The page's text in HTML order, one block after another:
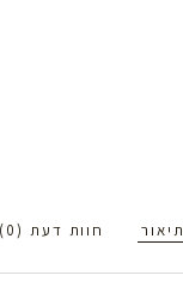
תיאור חוות דעת (0)